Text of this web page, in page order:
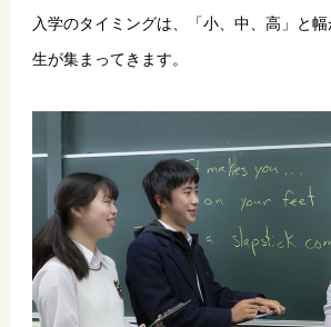
入学のタイミングは、「小、中、高」と
生が集まってきます。